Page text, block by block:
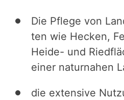
Die Pflege von
ten wie Hecken,
Heide- und
einer naturnahen
die extensive